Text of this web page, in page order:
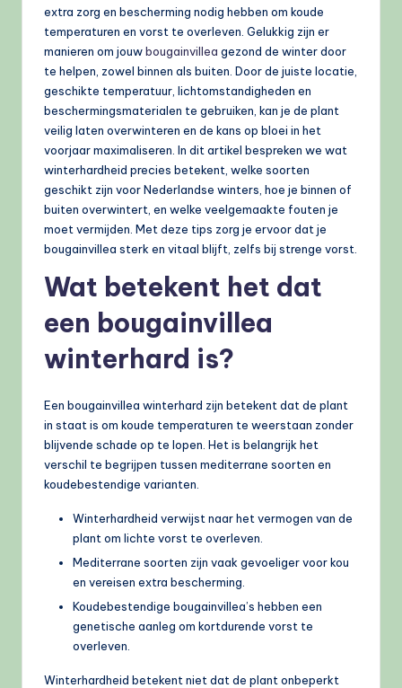
extra zorg en bescherming nodig hebben om koude
temperaturen en vorst te overleven. Gelukkig zijn er
manieren om jouwbougainvillea gezond de winter door
te helpen, zowel binnen als buiten. Door de juiste locatie,
geschikte temperatuur, lichtomstandigheden en
beschermingsmaterialen te gebruiken, kan je de plant
veilig laten overwinteren en de kans op bloei in het
voorjaar maximaliseren. In dit artikel bespreken we wat
winterhardheid precies betekent, welke soorten
geschikt zijn voor Nederlandse winters, hoe je binnen of
buiten overwintert, en welke veelgemaakte fouten je
moet vermijden. Met deze tips zorg je ervoor dat je
bougainvillea sterk en vitaal blijft, zelfs bij strenge vorst.
Wat betekent het dat
een bougainvillea
winterhard is?
Een bougainvillea winterhard zijn betekent dat de plant
in staat is om koude temperaturen te weerstaan zonder
blijvende schade op te lopen. Het is belangrijk het
verschil te begrijpen tussen mediterrane soorten en
koudebestendige varianten.
Winterhardheid verwijst naar het vermogen van de
plant om lichte vorst te overleven.
Mediterrane soorten zijn vaak gevoeliger voor kou
en vereisen extra bescherming.
Koudebestendige bougainvillea’s hebben een
genetische aanleg om kortdurende vorst te
overleven.
Winterhardheid betekent niet dat de plant onbeperkt